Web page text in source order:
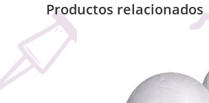
Productos relacionados